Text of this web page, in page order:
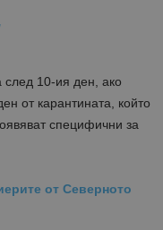
след 10-ия ден, ако
от карантината, който
специфични за
от Северното